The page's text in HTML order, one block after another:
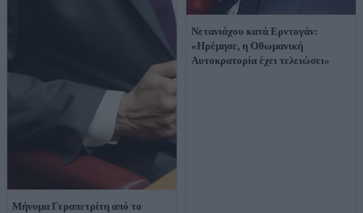
Μήνυμα Γεραπετρίτη από το
Νετανιάχου κατά Ερντογάν:
«Ηρέμησε, η Οθωμανική
Αυτοκρατορία έχει τελειώσει»